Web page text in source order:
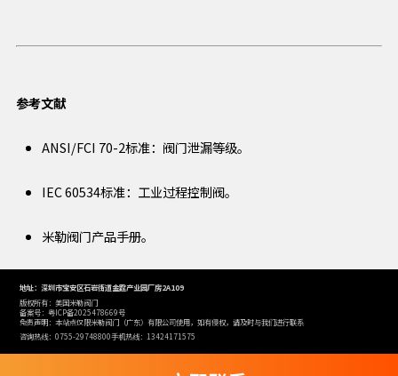
参考文献
ANSI/FCI 70-2标准：阀门泄漏等级。
IEC 60534标准：工业过程控制阀。
米勒阀门产品手册。
地址：深圳市宝安区石岩街道金霆产业园厂房2A109
版权所有：美国米勒阀门
备案号：粤ICP备2025478669号
免责声明：本站点仅限米勒阀门（广东）有限公司使用，如有侵权，请及时与我们进行联系
咨询热线：0755-29748800手机热线：13424171575